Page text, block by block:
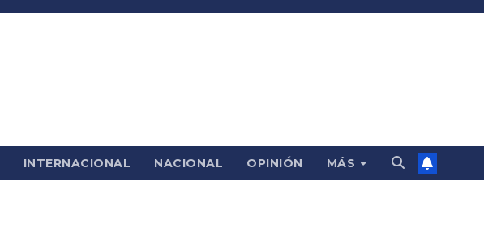
INTERNACIONAL NACIONAL OPINIÓN MÁS